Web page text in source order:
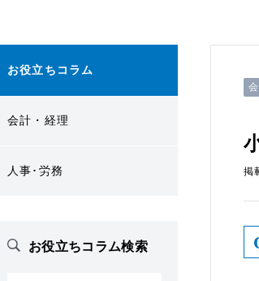
お役立ちコラム
会計・経理
人事･労務
お役立ちコラム検索
掲